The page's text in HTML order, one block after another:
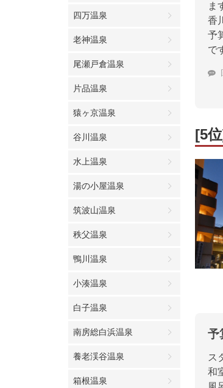
四万温泉
老神温泉
尾瀬戸倉温泉
片品温泉
猿ヶ京温泉
谷川温泉
水上温泉
湯の小屋温泉
筑波山温泉
秩父温泉
鴨川温泉
小湊温泉
白子温泉
南房総白浜温泉
養老渓谷温泉
箱根温泉
ま
香
予
で
[5
予
ス
和